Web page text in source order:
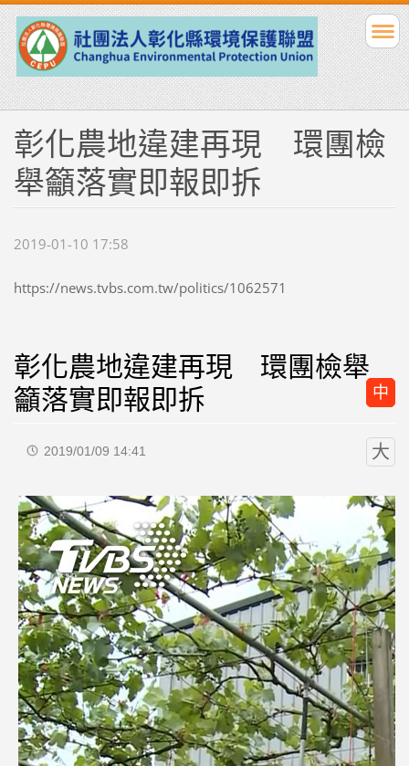
彰化農地違建再現 環團檢
舉籲落實即報即拆
2019-01-10 17:58
https://news.tvbs.com.tw/politics/1062571
彰化農地違建再現 環團檢舉
籲落實即報即拆
2019/01/09 14:41
中
大